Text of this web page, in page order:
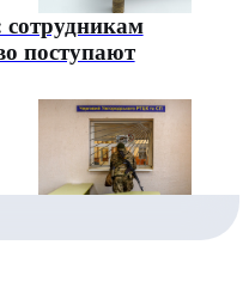
поступают